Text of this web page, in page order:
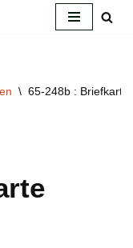
\ 65-248b : Briefkarte